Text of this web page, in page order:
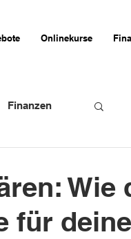
Onlinekurse
Finanzen
Wie
für